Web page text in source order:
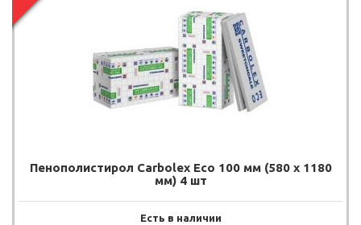
Пенополистирол Carbolex Eco 100 мм (580 х 1180
мм) 4 шт
Есть в наличии